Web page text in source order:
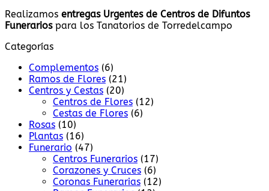
Realizamos entregas Urgentes de Centros de Difuntos
Funerariospara los Tanatorios de Torredelcampo
Categorías
Complementos (6)
Ramos de Flores (21)
Centros y Cestas (20)
Centros de Flores (12)
Cestas de Flores (6)
Rosas (10)
Plantas (16)
Funerario (47)
Centros Funerarios (17)
Corazones y Cruces (6)
Coronas Funerarias (12)